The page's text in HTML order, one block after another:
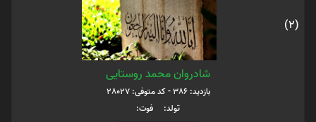
(2)
شادروان محمد روستایی
بازدید: 386 - کد متوفی: 28027
تولد: فوت: